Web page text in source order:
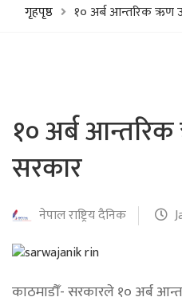
गृहपृष्ठ
१० अर्ब आन्तरिक ऋण
१० अर्ब
सरकार
नेपाल राष्ट्रिय दैनिक
काठमाडौँ- सरकारले १० अर्ब